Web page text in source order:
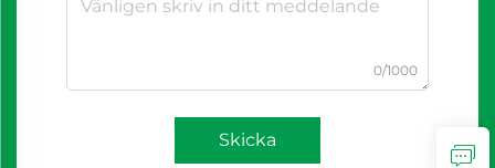
0/1000
Skicka